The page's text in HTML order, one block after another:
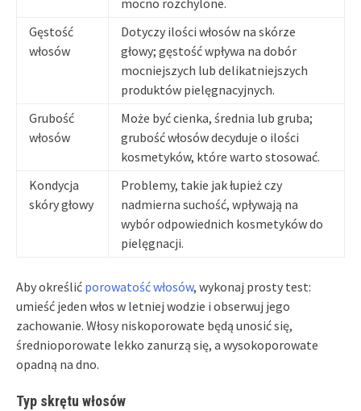
Gęstość
włosów
Dotyczy ilości włosów na skórze
głowy; gęstość wpływa na dobór
mocniejszych lub delikatniejszych
produktów pielęgnacyjnych.
Grubość
włosów
Może być cienka, średnia lub gruba;
grubość włosów decyduje o ilości
kosmetyków, które warto stosować.
Kondycja
skóry głowy
Problemy, takie jak łupież czy
nadmierna suchość, wpływają na
wybór odpowiednich kosmetyków do
pielęgnacji.
Aby określić porowatość włosów, wykonaj prosty test:
umieść jeden włos w letniej wodzie i obserwuj jego
zachowanie. Włosy niskoporowate będą unosić się,
średnioporowate lekko zanurzą się, a wysokoporowate
opadną na dno.
Typ skrętu włosów